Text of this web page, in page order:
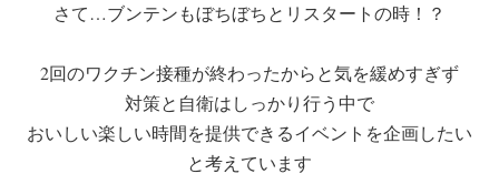
さて…ブンテンもぼちぼちとリスタートの時！？
2回のワクチン接種が終わったからと気を緩めすぎず
対策と自衛はしっかり行う中で
おいしい楽しい時間を提供できるイベントを企画したい
と考えています